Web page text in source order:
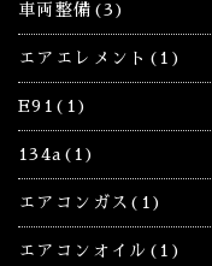
車両整備(3)
エアエレメント(1)
E91(1)
134a(1)
エアコンガス(1)
エアコンオイル(1)